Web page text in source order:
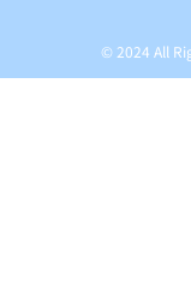
© 2024 All